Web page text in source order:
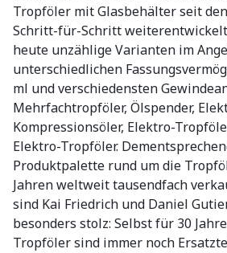
Tropföler mit Glasbehälter seit
Schritt-für-Schritt
heute unzählige Varianten im
unterschiedlichen
ml und verschiedensten
Mehrfachtropföler, Ölspender,
Kompressionsöler, Elektro-
Elektro-Tropföler.
Produktpalette rund um die
Jahren weltweit tausendfach
sind Kai Friedrich und Daniel
besonders stolz: Selbst für 30
Tropföler sind immer noch